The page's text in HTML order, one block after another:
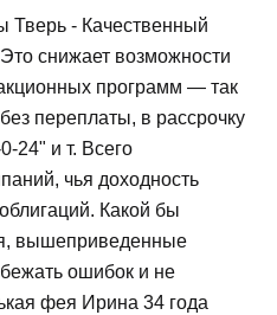
Тверь - Качественный
снижает возможности
программ — так
переплаты, в рассрочку
24" и т. Всего
чья доходность
Какой бы
вышеприведенные
ошибок и не
фея Ирина 34 года